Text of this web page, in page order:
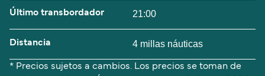
Último transbordador 21:00
Distancia 4 millas náuticas
* Precios sujetos a cambios. Los precios se toman de